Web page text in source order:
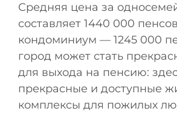
Средняя цена за
составляет 1440 000
кондоминиум — 1245 000
город может стать
для выхода на пенсию:
прекрасные и доступные
комплексы для пожилых